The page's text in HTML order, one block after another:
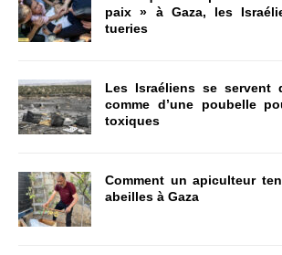
paix » à Gaza, les
tueries
Les Israéliens se servent
comme d’une poubelle
toxiques
Comment un apiculteur
abeilles à Gaza